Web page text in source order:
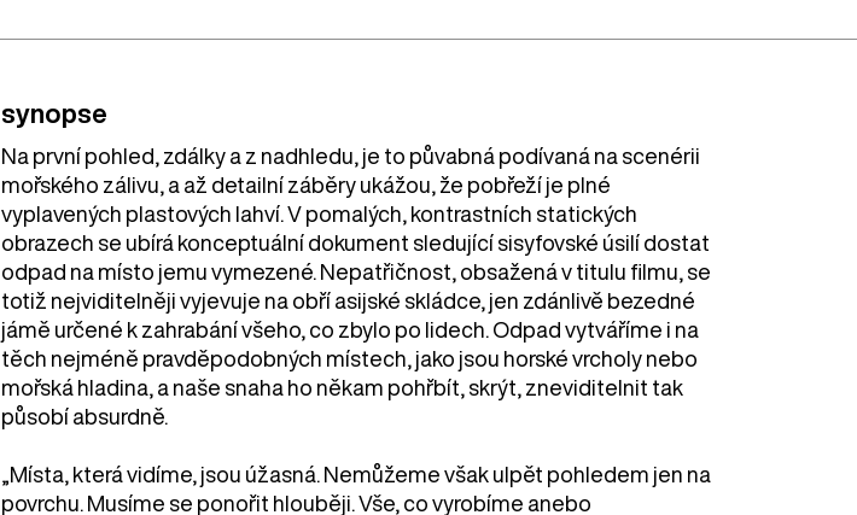
synopse
Na první pohled, zdálky a z nadhledu, je to půvabná podívaná na scenérii
mořského zálivu, a až detailní záběry ukážou, že pobřeží je plné
vyplavených plastových lahví. V pomalých, kontrastních statických
obrazech se ubírá konceptuální dokument sledující sisyfovské úsilí dostat
odpad na místo jemu vymezené. Nepatřičnost, obsažená v titulu filmu, se
totiž nejviditelněji vyjevuje na obří asijské skládce, jen zdánlivě bezedné
jámě určené k zahrabání všeho, co zbylo po lidech. Odpad vytváříme i na
těch nejméně pravděpodobných místech, jako jsou horské vrcholy nebo
mořská hladina, a naše snaha ho někam pohřbít, skrýt, zneviditelnit tak
působí absurdně.
„Místa, která vidíme, jsou úžasná. Nemůžeme však ulpět pohledem jen na
povrchu. Musíme se ponořit hlouběji. Vše, co vyrobíme anebo